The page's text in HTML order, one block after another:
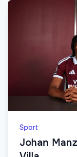
Sport
Johan